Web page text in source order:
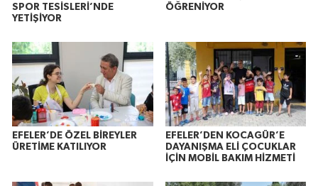
SPOR TESİSLERİ’NDE
YETİŞİYOR
ÖĞRENİYOR
EFELER’DE ÖZEL BİREYLER
ÜRETİME KATILIYOR
EFELER’DEN KOCAGÜR’E
DAYANIŞMA ELİ ÇOCUKLAR
İÇİN MOBİL BAKIM HİZMETİ